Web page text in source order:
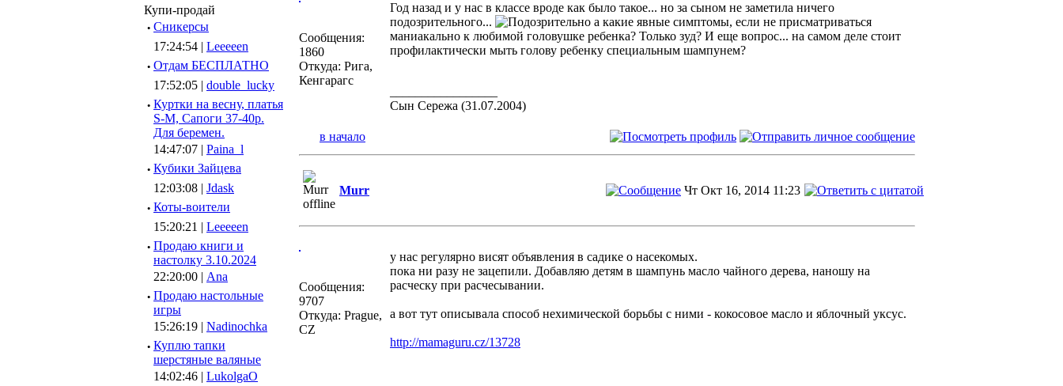
Купи-продай
· Сникерсы
17:24:54 | Leeeeen
· Отдам БЕСПЛАТНО
17:52:05 | double_lucky
· Куртки на весну, платья
S-M, Сапоги 37-40р.
Для беремен.
14:47:07 | Paina_l
· Кубики Зайцева
12:03:08 | Jdask
· Коты-воители
15:20:21 | Leeeeen
· Продаю книги и
настолку 3.10.2024
22:20:00 | Ana
· Продаю настольные
игры
15:26:19 | Nadinochka
· Куплю тапки
шерстяные валяные
14:02:46 | LukolgaO
Сообщения:
1860
Откуда: Рига,
Кенгарагс
Год назад и у нас в классе вроде как было такое... но за сыном не заметила ничего
подозрительного...
а какие явные симптомы, если не присматриваться
маниакально к любимой головушке ребенка? Только зуд? И еще вопрос... на самом деле стоит
профилактически мыть голову ребенку специальным шампунем?
Сын Сережа (31.07.2004)
в начало
Murr Чт Окт 16, 2014 11:23
Сообщения:
9707
Откуда: Prague,
CZ
у нас регулярно висят объявления в садике о насекомых.
пока ни разу не зацепили. Добавляю детям в шампунь масло чайного дерева, наношу на
расческу при расчесывании.
а вот тут описывала способ нехимической борьбы с ними - кокосовое масло и яблочный уксус.
http://mamaguru.cz/13728